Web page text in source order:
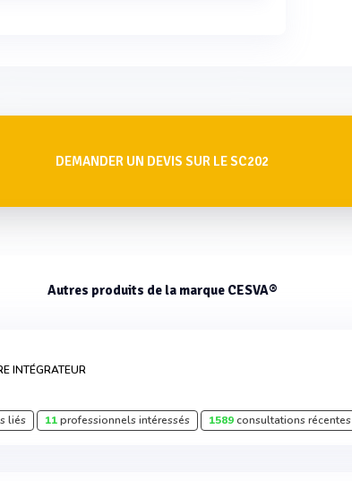
DEMANDER UN DEVIS SUR LE SC202
Autres produits de la marque CESVA®
INTÉGRATEUR
liés 11professionnels intéressés 1589consultations récentes